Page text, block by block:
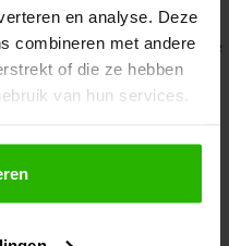
en analyse. Deze
combineren met andere
of die ze hebben
van hun services.
je Voordeeluitjes.nl
media en
te plaatsen.
has occurred while
the browser console for more
.